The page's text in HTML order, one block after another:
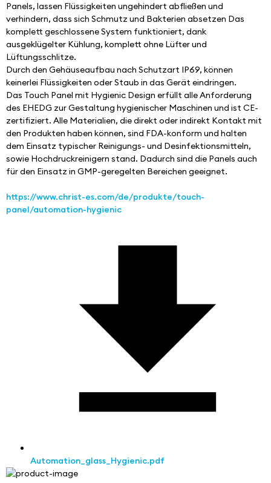
Panels, lassen Flüssigkeiten ungehindert abfließen und
verhindern, dass sich Schmutz und Bakterien absetzen Das
komplett geschlossene System funktioniert, dank
ausgeklügelter Kühlung, komplett ohne Lüfter und
Lüftungsschlitze.
Durch den Gehäuseaufbau nach Schutzart IP69, können
keinerlei Flüssigkeiten oder Staub in das Gerät eindringen.
Das Touch Panel mit Hygienic Design erfüllt alle Anforderung
des EHEDG zur Gestaltung hygienischer Maschinen und ist CE-
zertifiziert. Alle Materialien, die direkt oder indirekt Kontakt mit
den Produkten haben können, sind FDA-konform und halten
dem Einsatz typischer Reinigungs- und Desinfektionsmitteln,
sowie Hochdruckreinigern stand. Dadurch sind die Panels auch
für den Einsatz in GMP-geregelten Bereichen geeignet.
https://www.christ-es.com/de/produkte/touch-
panel/automation-hygienic
Automation_glass_Hygienic.pdf